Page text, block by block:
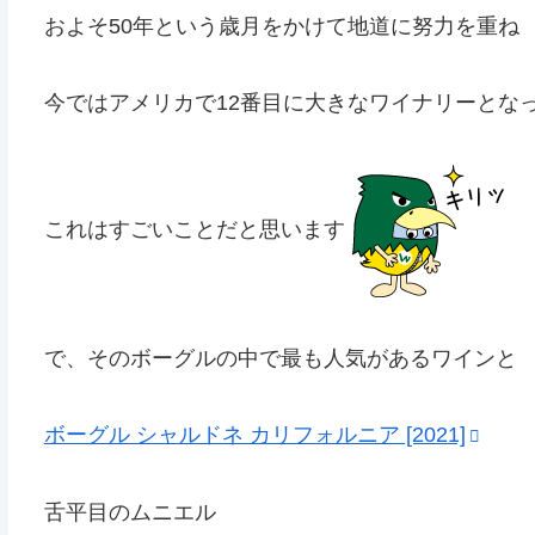
およそ50年という歳月をかけて地道に努力を重ね
今ではアメリカで12番目に大きなワイナリーとな
これはすごいことだと思います
で、そのボーグルの中で最も人気があるワインと
ボーグル シャルドネ カリフォルニア [2021]
舌平目のムニエル